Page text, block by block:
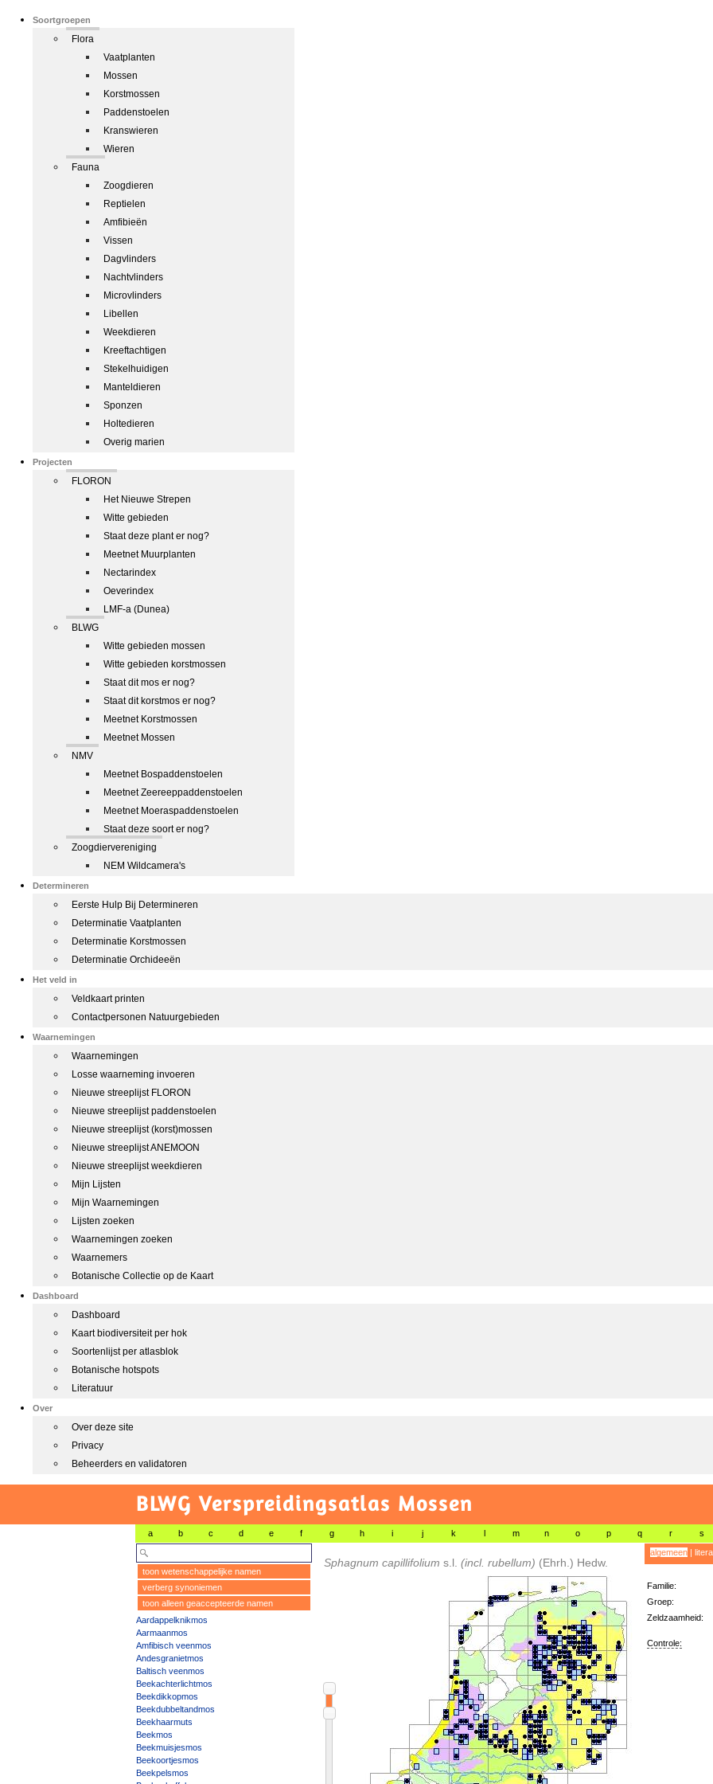
Soortgroepen
Flora
Vaatplanten
Mossen
Korstmossen
Paddenstoelen
Kranswieren
Wieren
Fauna
Zoogdieren
Reptielen
Amfibieën
Vissen
Dagvlinders
Nachtvlinders
Microvlinders
Libellen
Weekdieren
Kreeftachtigen
Stekelhuidigen
Manteldieren
Sponzen
Holtedieren
Overig marien
Projecten
FLORON
Het Nieuwe Strepen
Witte gebieden
Staat deze plant er nog?
Meetnet Muurplanten
Nectarindex
Oeverindex
LMF-a (Dunea)
BLWG
Witte gebieden mossen
Witte gebieden korstmossen
Staat dit mos er nog?
Staat dit korstmos er nog?
Meetnet Korstmossen
Meetnet Mossen
NMV
Meetnet Bospaddenstoelen
Meetnet Zeereeppaddenstoelen
Meetnet Moeraspaddenstoelen
Staat deze soort er nog?
Zoogdiervereniging
NEM Wildcamera's
Determineren
Eerste Hulp Bij Determineren
Determinatie Vaatplanten
Determinatie Korstmossen
Determinatie Orchideeën
Het veld in
Veldkaart printen
Contactpersonen Natuurgebieden
Waarnemingen
Waarnemingen
Losse waarneming invoeren
Nieuwe streeplijst FLORON
Nieuwe streeplijst paddenstoelen
Nieuwe streeplijst (korst)mossen
Nieuwe streeplijst ANEMOON
Nieuwe streeplijst weekdieren
Mijn Lijsten
Mijn Waarnemingen
Lijsten zoeken
Waarnemingen zoeken
Waarnemers
Botanische Collectie op de Kaart
Dashboard
Dashboard
Kaart biodiversiteit per hok
Soortenlijst per atlasblok
Botanische hotspots
Literatuur
Over
Over deze site
Privacy
Beheerders en validatoren
BLWG Verspreidingsatlas Mossen
a b c d e f g h i j k l m n o p q r s
toon wetenschappelijke namen
verberg synoniemen
toon alleen geaccepteerde namen
Aardappelknikmos
Aarmaanmos
Amfibisch veenmos
Andesgranietmos
Baltisch veenmos
Beekachterlichtmos
Beekdikkopmos
Beekdubbeltandmos
Beekhaarmuts
Beekmos
Beekmuisjesmos
Beekoortjesmos
Beekpelsmos
Sphagnum capillifolium s.l. (incl. rubellum) (Ehrh.) Hedw.
algemeen|
Familie:
Groep:
Zeldzaamheid:
Controle: